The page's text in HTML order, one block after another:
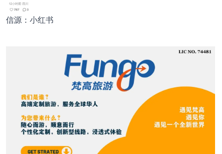
信源：小红书